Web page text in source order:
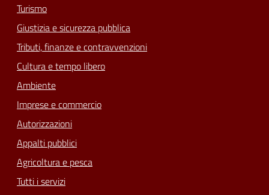
Turismo
Giustizia e sicurezza pubblica
Tributi, finanze e contravvenzioni
Cultura e tempo libero
Ambiente
Imprese e commercio
Autorizzazioni
Appalti pubblici
Agricoltura e pesca
Tutti i servizi